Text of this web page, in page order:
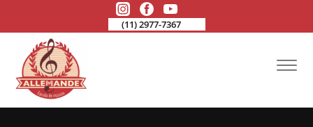
(11) 2977-7367